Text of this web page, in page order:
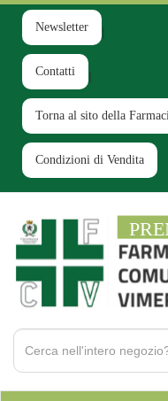
Passa
contenuto
principale
Newsletter
Contatti
Torna al sito della
Condizioni di Vendita
Farmacia
Comunale
Cerca
Prodotto